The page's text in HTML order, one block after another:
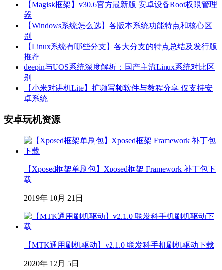
【Magisk框架】v30.6官方最新版 安卓设备Root权限管理
器
【Windows系统怎么选】各版本系统功能特点和核心区
别
【Linux系统有哪些分支】各大分支的特点总结及发行版
推荐
deepin与UOS系统深度解析：国产主流Linux系统对比区
别
【小米对讲机Lite】扩频写频软件与教程分享 仅支持安
卓系统
安卓玩机资源
【Xposed框架单刷包】Xposed框架 Framework 补丁包下
载
2019年 10月 21日
【MTK通用刷机驱动】v2.1.0 联发科手机刷机驱动下载
2020年 12月 5日